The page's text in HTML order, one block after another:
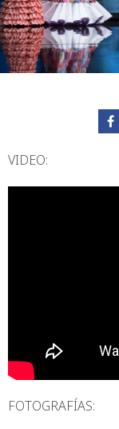
VIDEO:
FOTOGRAFÍAS: